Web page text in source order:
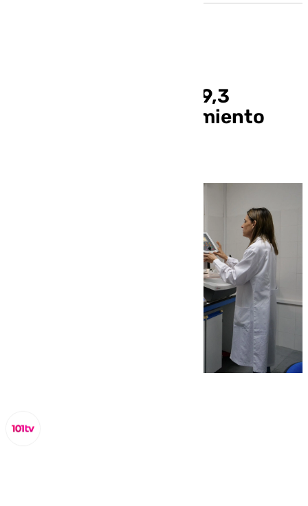
La UMA logra más de 9,3
millones para equipamiento